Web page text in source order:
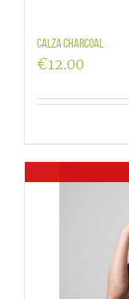
Calza charcoal
€12.00